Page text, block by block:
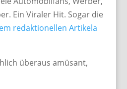
Ein Viraler Hit. Sogar die
redaktionellen Artikela
überaus amüsant,